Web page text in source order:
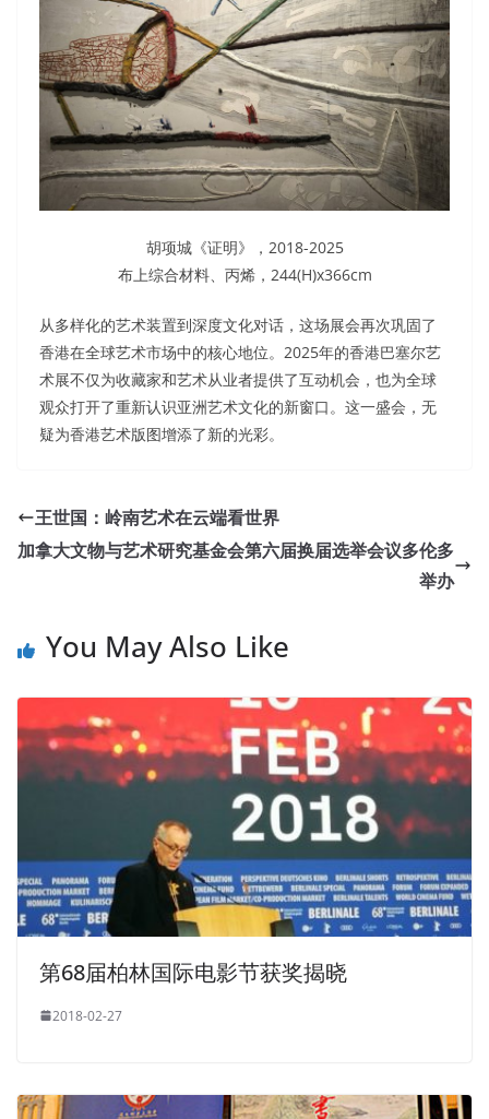
胡项城《证明》，2018-2025
布上综合材料、丙烯，244(H)x366cm
从多样化的艺术装置到深度文化对话，这场展会再次巩固了
香港在全球艺术市场中的核心地位。2025年的香港巴塞尔艺
术展不仅为收藏家和艺术从业者提供了互动机会，也为全球
观众打开了重新认识亚洲艺术文化的新窗口。这一盛会，无
疑为香港艺术版图增添了新的光彩。
王世国：岭南艺术在云端看世界
加拿大文物与艺术研究基金会第六届换届选举会议多伦多
举办
You May Also Like
第68届柏林国际电影节获奖揭晓
2018-02-27